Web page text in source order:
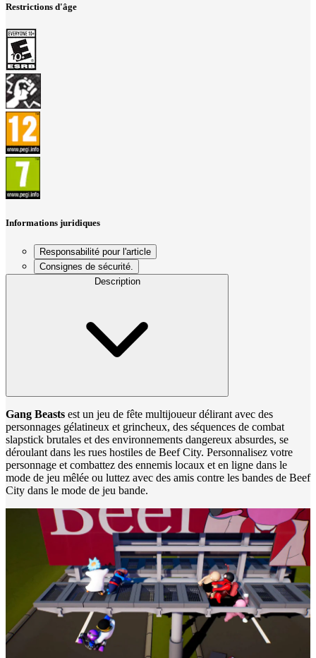
Restrictions d'âge
Informations juridiques
Responsabilité pour l'article
Consignes de sécurité.
Description
Gang Beasts est un jeu de fête multijoueur délirant avec des
personnages gélatineux et grincheux, des séquences de combat
slapstick brutales et des environnements dangereux absurdes, se
déroulant dans les rues hostiles de Beef City. Personnalisez votre
personnage et combattez des ennemis locaux et en ligne dans le
mode de jeu mêlée ou luttez avec des amis contre les bandes de Beef
City dans le mode de jeu bande.